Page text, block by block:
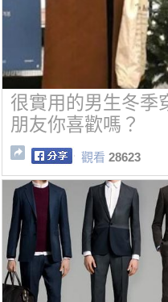
很實用的男生冬季
朋友你喜歡嗎？
觀看 28623